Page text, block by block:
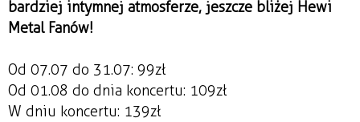
bardziej intymnej atmosferze, jeszcze bliżej Hewi
Metal Fanów!
Od 07.07 do 31.07: 99zł
Od 01.08 do dnia koncertu: 109zł
W dniu koncertu: 139zł